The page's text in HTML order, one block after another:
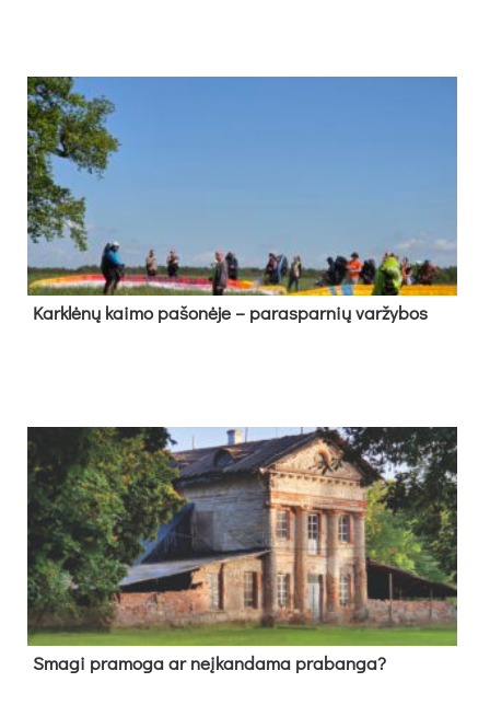
Kark­lė­nų kai­mo pa­šo­nė­je – pa­ras­par­nių var­žy­bos
Sma­gi pra­mo­ga ar neį­kan­da­ma pra­ban­ga?